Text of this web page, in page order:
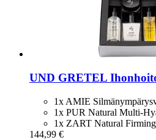
UND GRETEL
1x AMIE
1x PUR Natural Multi-
1x ZART Natural
144,99 €